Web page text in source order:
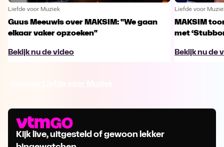
Liefde voor Muziek
Guus Meeuwis over MAKSIM: "We gaan
elkaar vaker opzoeken"
Bekijk nu de video
Liefde voor
MAKSIM
met
Bekijk nu de
Kijk live, uitgesteld of gewoon lekker